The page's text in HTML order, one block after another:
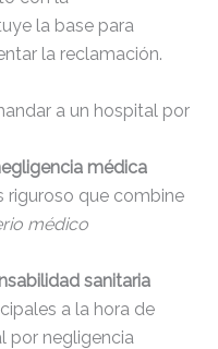
la base para
la reclamación.
a un hospital por
médica
riguroso que combine
médico
sanitaria
a la hora de
por negligencia